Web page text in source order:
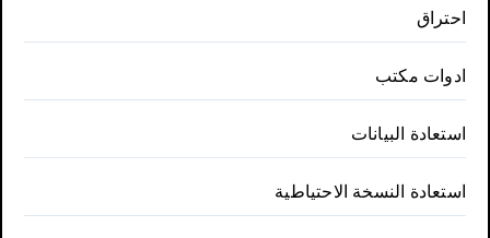
احتراق
ادوات مكتب
استعادة البيانات
استعادة النسخة الاحتياطية